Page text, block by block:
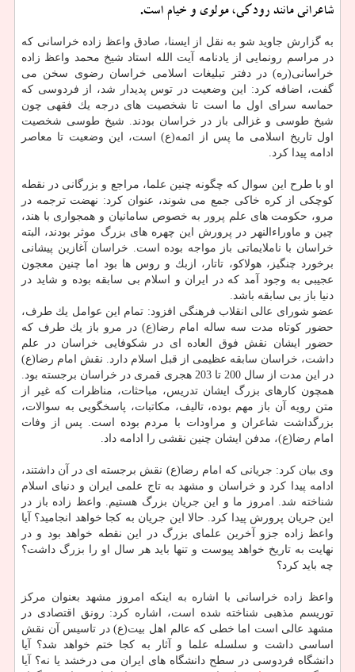
شاعرانی مانند رودكی، مولوی و خیام است.
به گزارش جاوید شو به نقل از ایسنا، صادق واعظ زاده خراسانی كه
در مراسم رونمایی از یادنامه آیت الله استاد شیخ محمد واعظ زاده
خراسانی(ره) در دفتر تبلیغات اسلامی خراسان رضوی سخن می
گفت، اضافه كرد: این وضعیت در توس پدیدار شد، از فردوسی كه
حماسه سرای اول ما است تا شخصیت های درجه یك فقهی چون
شیخ طوسی و غزالی باز در خراسان بودند. شیخ طوسی شخصیت
اول تاریخ اسلامی ما پس از ائمه(ع) است، این وضعیت تا معاصر
ادامه پیدا كرد.
او با طرح این سوال كه چگونه چنین علما، مراجع و بزرگانی در نقطه
كوچكی از كره خاكی جمع می شوند، عنوان كرد: نهضت ترجمه در
مرو، حكومت های علم پرور به خصوص سامانیان و همجواری با هند،
چین و ماوراءالنهر در پرورش این چهره های بزرگ موثر بودند، البته
خراسان با ناملایماتی باز مواجه بوده است. خراسان آغازین پیشانی
برخورد چنگیز، هولاكو، تاتار، ازبك و روس ها بود اما چنین معجون
عجیبی به وجود آمد كه در ایران و اسلام بی سابقه بوده و شاید در
دنیا باز بی سابقه باشد.
عضو شورای عالی انقلاب فرهنگی افزود: تمام این عوامل یك طرف،
حضور كوتاه مدت سه ساله امام رضا(ع) در مرو باز یك طرف كه
حضور ایشان نقش فوق العاده ای در شكوفایی خراسان در علم
داشت، خراسان سابقه عظیمی از قبل اسلام دارد. نقش امام رضا(ع)
در این مدت از سال 200 تا 203 هجری قمری در خراسان برجسته بود.
همچون كارهای بزرگ ایشان تدریس، مباحثات، مناظرات كه غیر از
متن رویه آن باز مهم بوده، تالیف، مكاتبات، پاسخگویی به سوالات،
بزرگداشت شاعران و مراودات با مردم بوده است. پس از وفات
امام رضا(ع)، مدفن ایشان چنین نقشی را ادامه داد.
وی بیان كرد: جریانی كه امام رضا(ع) نقش برجسته ای در آن داشتند،
ادامه پیدا كرد و خراسان و مشهد به تاج علمی ایران و دنیای اسلام
شناخته شد. امروز ما و این جریان بزرگ هستیم. واعظ زاده باز در
این جریان پرورش پیدا كرد. حالا این جریان به كجا خواهد انجامید؟ آیا
واعظ زاده جزو آخرین علمای بزرگ در این نقطه خواهد بود و در
نهایت به تاریخ خواهد پیوست و تنها باید هر سال او را بزرگ داشت؟
چه باید كرد؟
واعظ زاده خراسانی با اشاره به اینكه امروز مشهد بعنوان مركز
توریسم مذهبی شناخته شده است، اشاره كرد: رونق اقتصادی در
مشهد عالی است اما خطی كه عالم اهل بیت(ع) در تاسیس آن نقش
اساسی داشت و سلسله علما و آثار به كجا ختم خواهد شد؟ آیا
دانشگاه فردوسی در سطح دانشگاه های ایران می درخشد یا نه؟ آیا